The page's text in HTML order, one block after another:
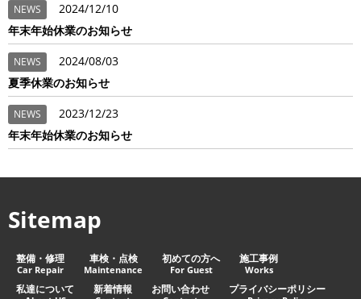
NEWS
2024/12/10
年末年始休業のお知らせ
NEWS
2024/08/03
夏季休業のお知らせ
NEWS
2023/12/23
年末年始休業のお知らせ
Sitemap
整備・修理
Car Repair
車検・点検
Maintenance
初めての方へ
For Guest
施工事例
Works
私達について 新着情報 お問い合わせ プライバシーポリシー